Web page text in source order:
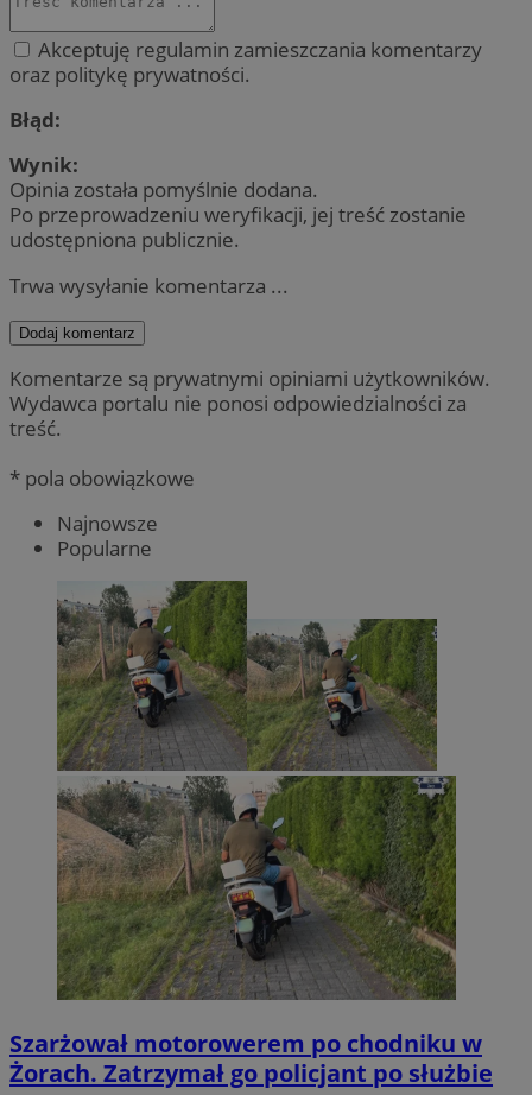
Akceptuję regulamin zamieszczania komentarzy
oraz politykę prywatności.
Błąd:
Wynik:
Opinia została pomyślnie dodana.
Po przeprowadzeniu weryfikacji, jej treść zostanie
udostępniona publicznie.
Trwa wysyłanie komentarza ...
Dodaj komentarz
Komentarze są prywatnymi opiniami użytkowników.
Wydawca portalu nie ponosi odpowiedzialności za
treść.
* pola obowiązkowe
Najnowsze
Popularne
Szarżował motorowerem po chodniku w
Żorach. Zatrzymał go policjant po służbie